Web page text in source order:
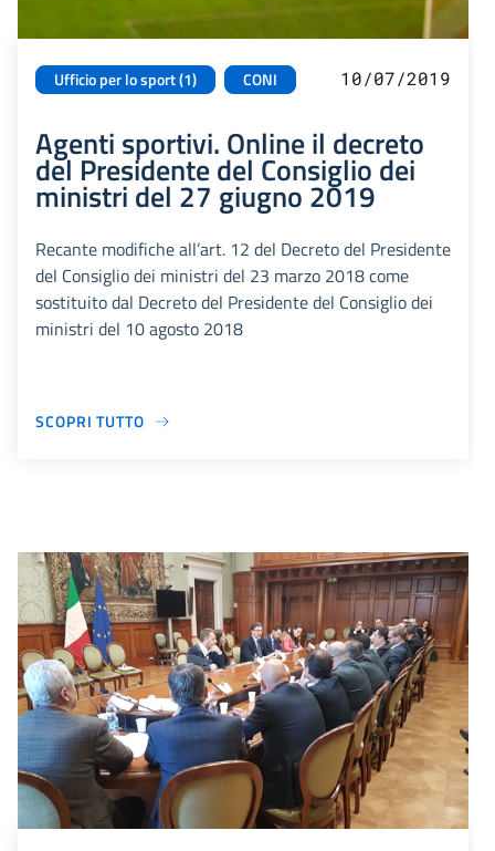
Ufficio per lo sport (1) CONI 10/07/2019
Agenti sportivi. Online il decreto
del Presidente del Consiglio dei
ministri del 27 giugno 2019
Recante modifiche all’art. 12 del Decreto del Presidente
del Consiglio dei ministri del 23 marzo 2018 come
sostituito dal Decreto del Presidente del Consiglio dei
ministri del 10 agosto 2018
SCOPRI TUTTO